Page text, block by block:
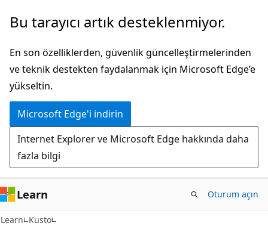
Ana
atla
Bu tarayıcı artık desteklenmiyor.
En son özelliklerden, güvenlik güncelleştirmelerinden
ve teknik destekten faydalanmak için Microsoft Edge’e
yükseltin.
Microsoft Edge'i indirin
Internet Explorer ve Microsoft Edge hakkında daha
fazla bilgi
Learn Oturum açın
Learn Kusto